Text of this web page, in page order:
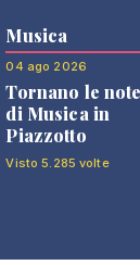
Musica
04 ago 2026
Tornano le note
di Musica in
Piazzotto
Visto 5.285 volte